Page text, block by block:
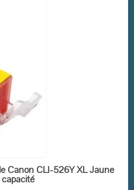
Canon CLI-526Y XL Jaune